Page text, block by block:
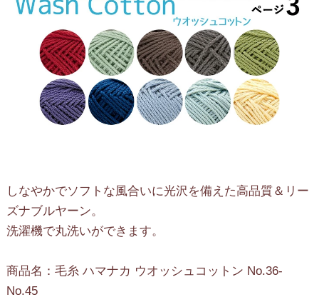
しなやかでソフトな風合いに光沢を備えた高品質＆リー
ズナブルヤーン。
洗濯機で丸洗いができます。
商品名：毛糸 ハマナカ ウオッシュコットン No.36-
No.45